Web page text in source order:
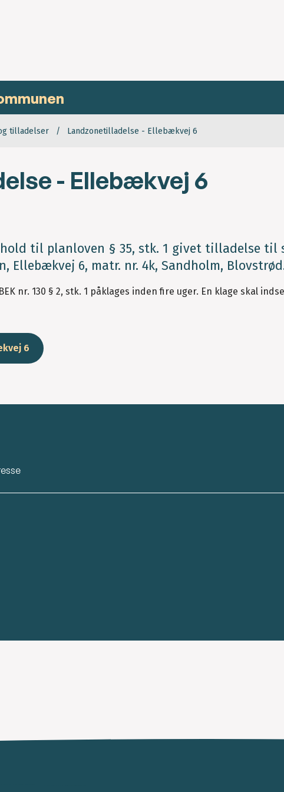
tilladelser Landzonetilladelse - Ellebækvej 6
- Ellebækvej 6
til planloven § 35, stk. 1 givet tilladelse til
Ellebækvej 6, matr. nr. 4k, Sandholm,
nr. 130 § 2, stk. 1 påklages inden fire uger. En klage skal
6